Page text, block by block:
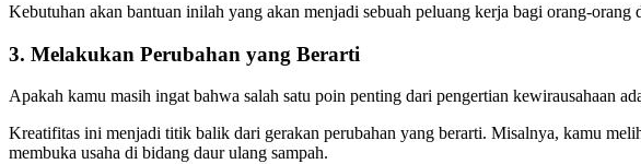
Kebutuhan akan bantuan inilah yang akan menjadi sebuah peluang kerja bagi orang-orang
3. Melakukan Perubahan yang Berarti
Apakah kamu masih ingat bahwa salah satu poin penting dari pengertian kewirausahaan
Kreatifitas ini menjadi titik balik dari gerakan perubahan yang berarti. Misalnya, kamu
membuka usaha di bidang daur ulang sampah.